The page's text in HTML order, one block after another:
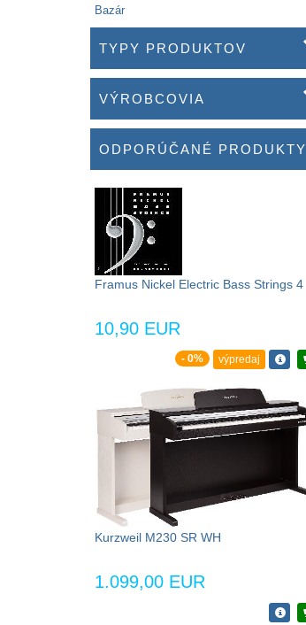
Bazár
TYPY PRODUKTOV
VÝROBCOVIA
ODPORÚČANÉ PRODUKTY
Framus Nickel Electric Bass Strings 4
10,90 EUR
- 0% výpredaj
Kurzweil M230 SR WH
1.099,00 EUR